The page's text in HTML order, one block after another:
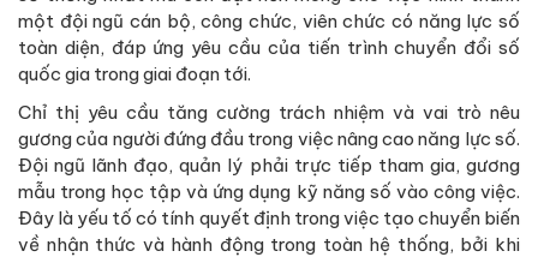
một đội ngũ cán bộ, công chức, viên chức có năng lực số
toàn diện, đáp ứng yêu cầu của tiến trình chuyển đổi số
quốc gia trong giai đoạn tới.
Chỉ thị yêu cầu tăng cường trách nhiệm và vai trò nêu
gương của người đứng đầu trong việc nâng cao năng lực số.
Đội ngũ lãnh đạo, quản lý phải trực tiếp tham gia, gương
mẫu trong học tập và ứng dụng kỹ năng số vào công việc.
Đây là yếu tố có tính quyết định trong việc tạo chuyển biến
về nhận thức và hành động trong toàn hệ thống, bởi khi